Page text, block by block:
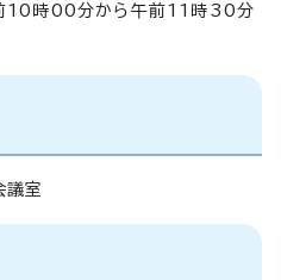
10時00分から午前11時30分
議室